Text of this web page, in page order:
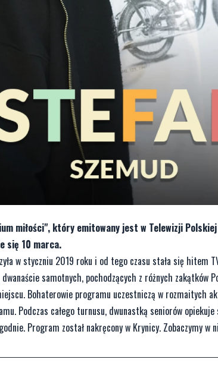
miłości", który emitowany jest w Telewizji
się 10 marca.
w styczniu 2019 roku i od tego czasu stała się hitem
samotnych, pochodzących z różnych zakątków
Bohaterowie programu uczestniczą w rozmaitych
Podczas całego turnusu, dwunastką seniorów
Program został nakręcony w Krynicy. Zobaczymy